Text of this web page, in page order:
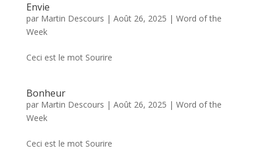
Envie
par Martin Descours | Août 26, 2025 | Word of the
Week
Ceci est le mot Sourire
Bonheur
par Martin Descours | Août 26, 2025 | Word of the
Week
Ceci est le mot Sourire